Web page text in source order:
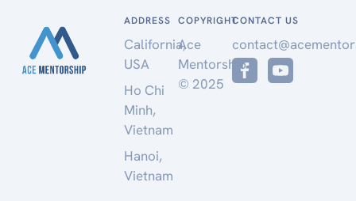
ADDRESS
California,
USA
Ho Chi
Minh,
Vietnam
Hanoi,
Vietnam
COPYRIGHT
Ace
Mentorship
© 2025
CONTACT US